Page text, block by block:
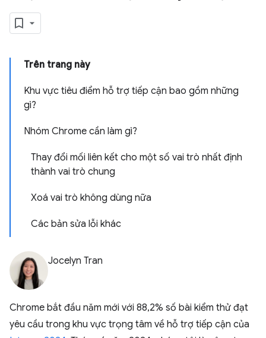
Trên trang này
Khu vực tiêu điểm hỗ trợ tiếp cận bao gồm những
gì?
Nhóm Chrome cần làm gì?
Thay đổi mối liên kết cho một số vai trò nhất định
thành vai trò chung
Xoá vai trò không dùng nữa
Các bản sửa lỗi khác
Jocelyn Tran
Chrome bắt đầu năm mới với 88,2% số bài kiểm thử đạt
yêu cầu trong khu vực trọng tâm về hỗ trợ tiếp cận của